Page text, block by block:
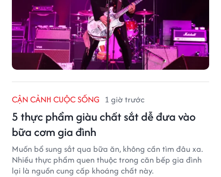
CẬN CẢNH CUỘC SỐNG 1 giờ trước
5 thực phẩm giàu chất sắt dễ đưa vào
bữa cơm gia đình
Muốn bổ sung sắt qua bữa ăn, không cần tìm đâu xa.
Nhiều thực phẩm quen thuộc trong căn bếp gia đình
lại là nguồn cung cấp khoáng chất này.